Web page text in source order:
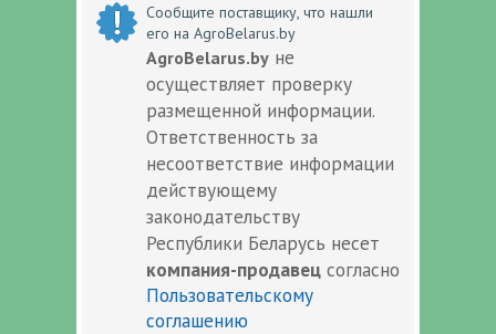
Сообщите поставщику, что нашли
его на AgroBelarus.by
AgroBelarus.by не
осуществляет проверку
размещенной информации.
Ответственность за
несоответствие информации
действующему
законодательству
Республики Беларусь несет
компания-продавец согласно
Пользовательскому
соглашению